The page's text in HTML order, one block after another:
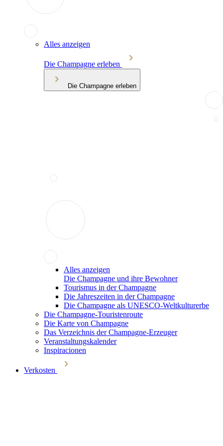
Alles anzeigen
Die Champagne erleben
Die Champagne erleben
Alles anzeigen
Die Champagne und ihre Bewohner
Tourismus in der Champagne
Die Jahreszeiten in der Champagne
Die Champagne als UNESCO-Weltkulturerbe
Die Champagne-Touristenroute
Die Karte von Champagne
Das Verzeichnis der Champagne-Erzeuger
Veranstaltungskalender
Inspiracionen
Verkosten